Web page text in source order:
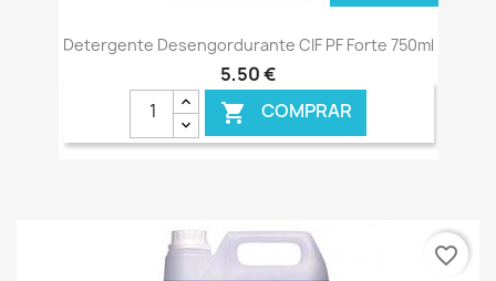
Detergente Desengordurante CIF PF Forte 750ml
5,50 €
 COMPRAR
favorite_border